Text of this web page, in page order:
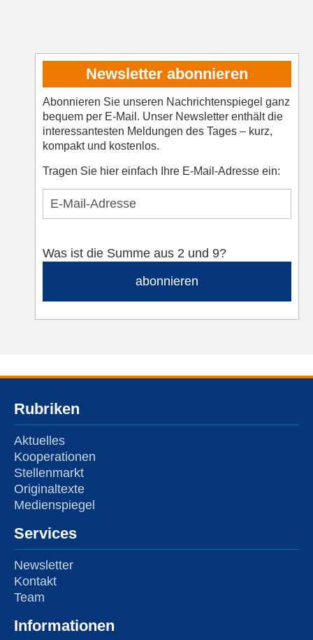
Newsletter abonnieren
Abonnieren Sie unseren Nachrichtenspiegel ganz
bequem per E-Mail. Unser Newsletter enthält die
interessantesten Meldungen des Tages – kurz,
kompakt und kostenlos.
Tragen Sie hier einfach Ihre E-Mail-Adresse ein:
Was ist die Summe aus 2 und 9?
abonnieren
Rubriken
Aktuelles
Kooperationen
Stellenmarkt
Originaltexte
Medienspiegel
Services
Newsletter
Kontakt
Team
Informationen